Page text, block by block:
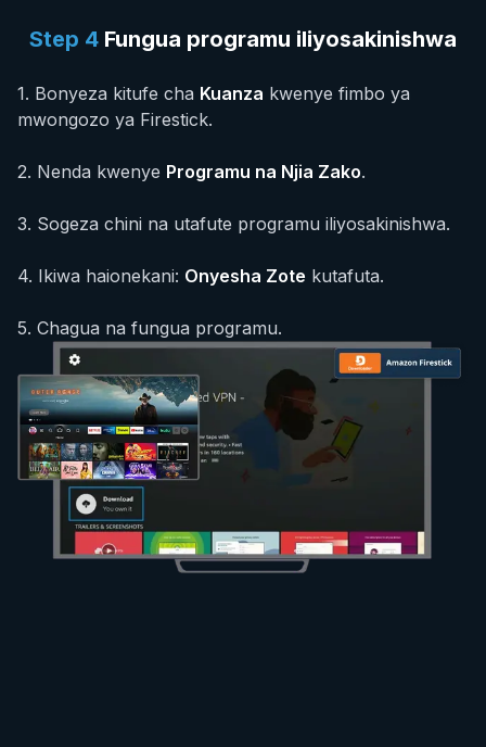
Step 4 Fungua programu iliyosakinishwa
1. Bonyeza kitufe cha Kuanza kwenye fimbo ya
mwongozo ya Firestick.
2. Nenda kwenye Programu na Njia Zako.
3. Sogeza chini na utafute programu iliyosakinishwa.
4. Ikiwa haionekani: Onyesha Zote kutafuta.
5. Chagua na fungua programu.